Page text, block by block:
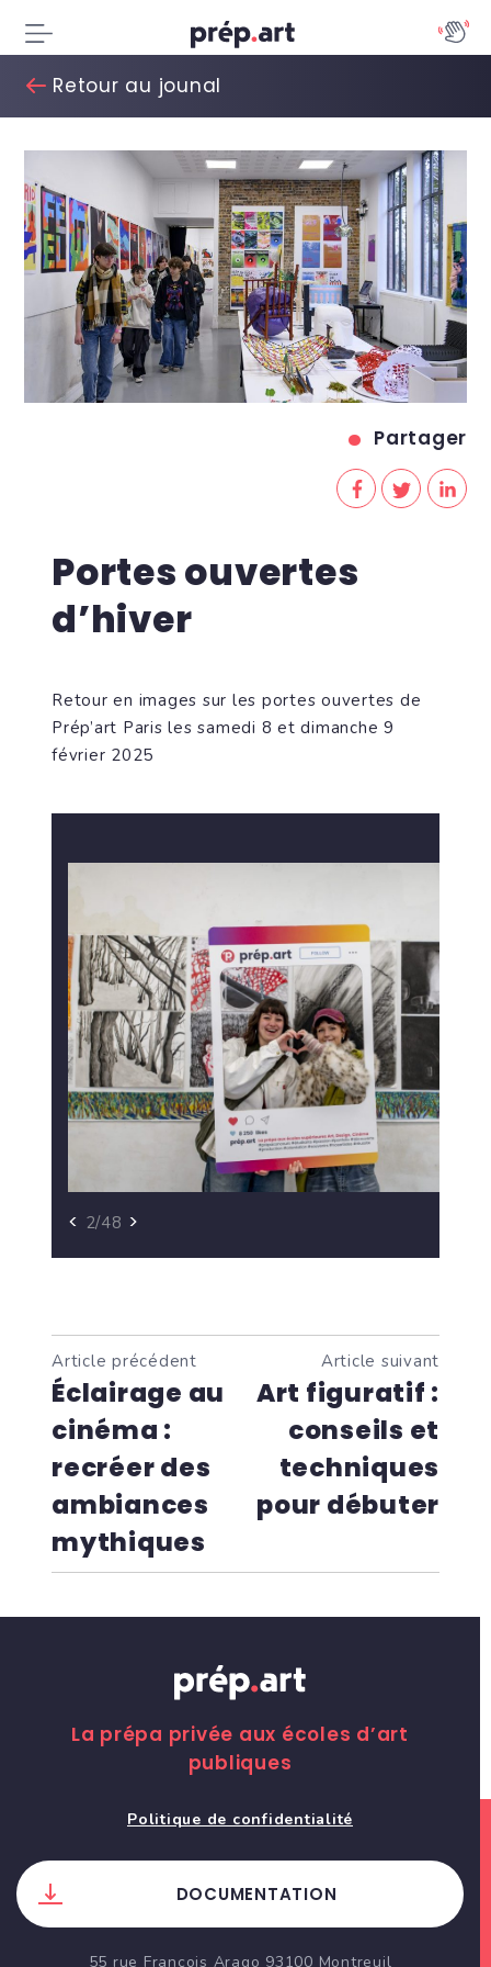
Retour au jounal
Partager
Portes ouvertes
d’hiver
Retour en images sur les portes ouvertes de
Prép’art Paris les samedi 8 et dimanche 9
février 2025
< 2/48 >
Article précédent
Éclairage au
cinéma :
recréer des
ambiances
mythiques
Article suivant
Art figuratif :
conseils et
techniques
pour débuter
La prépa privée aux écoles d’art
publiques
Politique de confidentialité
DOCUMENTATION
55 rue Francois Arago 93100 Montreuil